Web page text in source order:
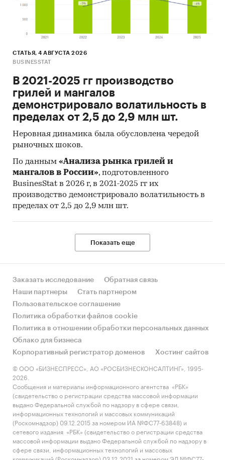
СТАТЬЯ, 4 АВГУСТА 2026
BUSINESSTAT
В 2021-2025 гг производство
грилей и мангалов
демонстрировало волатильность в
пределах от 2,5 до 2,9 млн шт.
Неровная динамика была обусловлена чередой
рыночных шоков.
По данным «Анализа рынка грилей и
мангалов в России», подготовленного
BusinesStat в 2026 г, в 2021-2025 гг их
производство демонстрировало волатильность в
пределах от 2,5 до 2,9 млн шт.
Показать еще
Заказать исследование
Обратная связь
Наши партнеры
Стать партнером
Пользовательское соглашение
Политика обработки файлов cookie
Политика в отношении обработки персональных данных
Облако для бизнеса
Корпоративный регистратор доменов
Хостинг сайтов
© ООО «БИЗНЕСПРЕСС», АО «РОСБИЗНЕСКОНСАЛТИНГ», 1995-
2026.
Сообщения и материалы информационного агентства «РБК»
(свидетельство о регистрации средства массовой информации
выдано Федеральной службой по надзору в сфере связи,
информационных технологий и массовых коммуникаций
(Роскомнадзор) 09.12.2015 за номером ИА №ФС77-63848) и
сетевого издания «РБК» (свидетельство о регистрации средства
массовой информации выдано Федеральной службой по надзору в
сфере связи, информационных технологий и массовых